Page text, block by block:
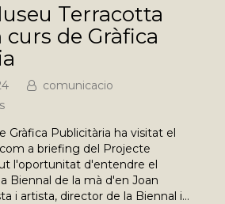
Terracotta
de Gràfica
comunicacio
Gràfica Publicitària ha visitat el
a briefing del Projecte
l'oportunitat d'entendre el
Biennal de la mà d'en Joan
i artista, director de la Biennal i…